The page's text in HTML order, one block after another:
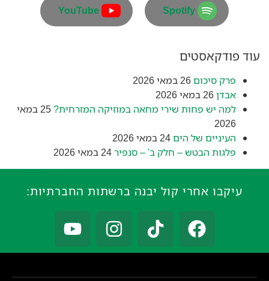
Spotify
YouTube
עוד פודקאסטים
פרק סיכום26 במאי 2026
אבדן26 במאי 2026
למה יש פחות שירי מחאה במוזיקה המזרחית?
25 במאי
2026
העיניים של הים24 במאי 2026
פלגות הבטש – חלק ב' – סנפיר24 במאי 2026
עיקבו אחרי קול יבנה ברשתות החברתיות: